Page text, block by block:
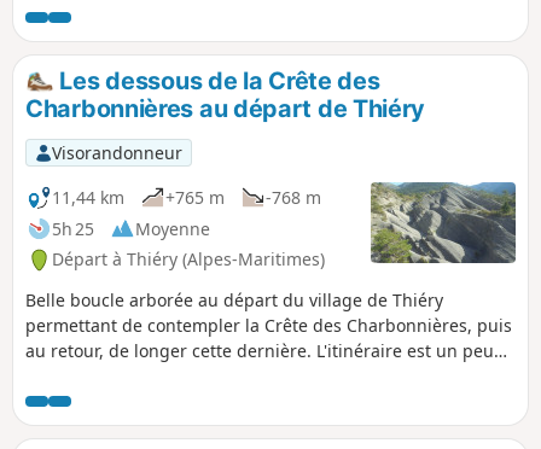
par les adeptes de l'escalade. Le
sommet que l'on atteint après un
passage dans un pierrier offre de très
belles vues à 360°. Le sentier retour
emprunte l'unique voie de
communication qui reliait jadis la
France au Comté de Savoie.
Les dessous de la Crête des
Charbonnières au départ de Thiéry
Visorandonneur
11,44 km
+765 m
-768 m
5h 25
Moyenne
Départ à Thiéry (Alpes-Maritimes)
Belle boucle arborée au départ du village de Thiéry
permettant de contempler la Crête des Charbonnières, puis
au retour, de longer cette dernière. L'itinéraire est un peu
difficulté technique. En fin de randonnée, il est
recommandé de visiter le village.